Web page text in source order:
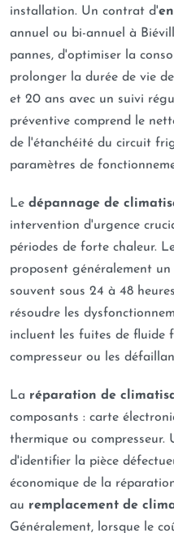
installation. Un contrat d'
annuel ou bi-annuel à
pannes, d'optimiser la
prolonger la durée de vie
et 20 ans avec un suivi
préventive comprend le
de l'étanchéité du circuit
paramètres de
Le dépannage de
intervention d'urgence
périodes de forte chaleur.
proposent généralement
souvent sous 24 à 48
résoudre les
incluent les fuites de fluide
compresseur ou les
La réparation de
composants : carte
thermique ou compresseur.
d'identifier la pièce
économique de la
au remplacement de
Généralement, lorsque le